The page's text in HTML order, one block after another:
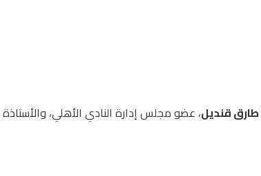
طارق قنديل، عضو مجلس إدارة النادي الأهلي، والأستاذة